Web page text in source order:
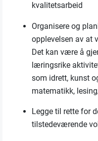
kvalitetsarbeid
Organisereog
opplevelsen av at
Det kan være å
læringsrike
som idrett, kunst
matematikk,
Legge til rette for
tilstedeværende